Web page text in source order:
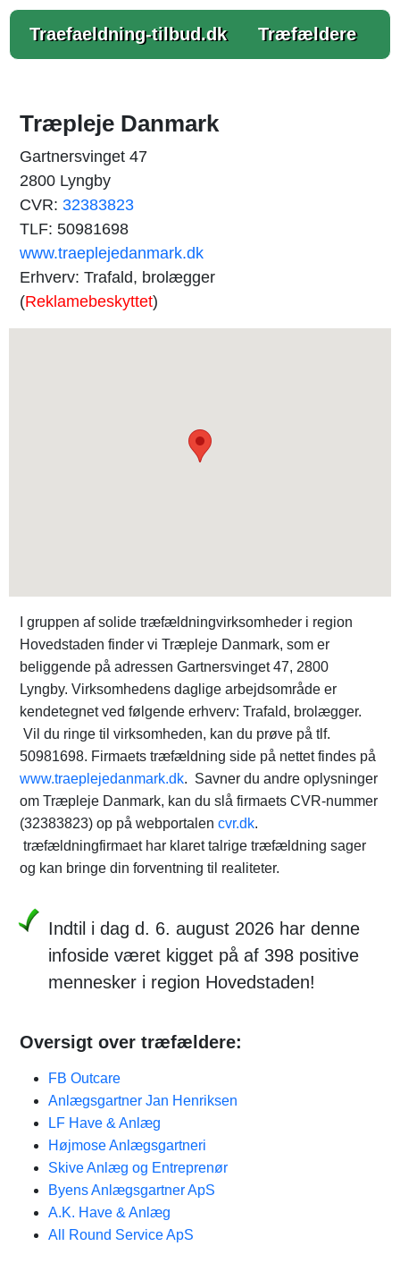
Traefaeldning-tilbud.dk Træfældere
Træpleje Danmark
Gartnersvinget 47
2800 Lyngby
CVR: 32383823
TLF: 50981698
www.traeplejedanmark.dk
Erhverv: Trafald, brolægger
(Reklamebeskyttet)
I gruppen af solide træfældningvirksomheder i region
Hovedstaden finder vi Træpleje Danmark, som er
beliggende på adressen Gartnersvinget 47, 2800
Lyngby. Virksomhedens daglige arbejdsområde er
kendetegnet ved følgende erhverv: Trafald, brolægger.
Vil du ringe til virksomheden, kan du prøve på tlf.
50981698. Firmaets træfældning side på nettet findes på
www.traeplejedanmark.dk. Savner du andre oplysninger
om Træpleje Danmark, kan du slå firmaets CVR-nummer
(32383823) op på webportalen cvr.dk.
træfældningfirmaet har klaret talrige træfældning sager
og kan bringe din forventning til realiteter.
Indtil i dag d. 6. august 2026 har denne
infoside været kigget på af 398 positive
mennesker i region Hovedstaden!
Oversigt over træfældere:
FB Outcare
Anlægsgartner Jan Henriksen
LF Have & Anlæg
Højmose Anlægsgartneri
Skive Anlæg og Entreprenør
Byens Anlægsgartner ApS
A.K. Have & Anlæg
All Round Service ApS